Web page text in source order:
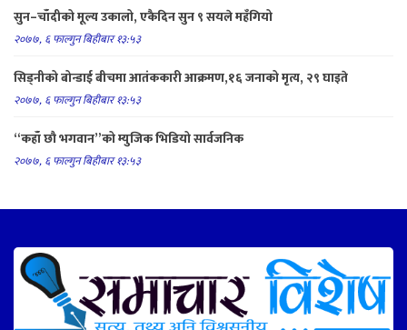
सुन–चाँदीको मूल्य उकालो, एकैदिन सुन ९ सयले महँगियो
२०७७, ६ फाल्गुन बिहीबार १३:५३
सिड्नीको बोन्डाई बीचमा आतंककारी आक्रमण,१६ जनाको मृत्य, २९ घाइते
२०७७, ६ फाल्गुन बिहीबार १३:५३
“कहाँ छौ भगवान”को म्युजिक भिडियो सार्वजनिक
२०७७, ६ फाल्गुन बिहीबार १३:५३